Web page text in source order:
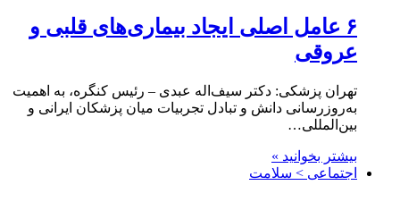
۶ عامل اصلی ایجاد بیماری‌های قلبی و
عروقی
تهران پزشکی: دکتر سیف‌اله عبدی – رئیس کنگره، به اهمیت
به‌روزرسانی دانش و تبادل تجربیات میان پزشکان ایرانی و
بین‌المللی…
بیشتر بخوانید »
اجتماعی > سلامت